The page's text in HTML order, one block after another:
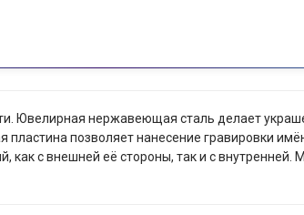
Ювелирная нержавеющая сталь делает
пластина позволяет нанесение гравировки
с внешней её стороны, так и с внутренней.